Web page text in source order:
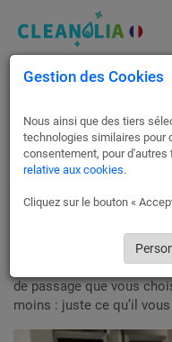
Nettoyage
(25000)
Confiez l'entretien de
Cleanolia France, près de
souvent un gros poste de
syndics ou
Nos partenaires vous
vos besoins, avec la liste
de passage que vous
moins : juste ce qu’il
Gestion des Cookies
Nous ainsi que des tiers
technologies similaires pour
consentement, pour
relative aux cookies.
Cliquez sur le bouton «